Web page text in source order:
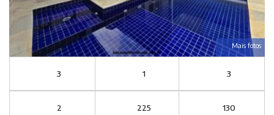
Mais fotos
3 1 3
2 225 130